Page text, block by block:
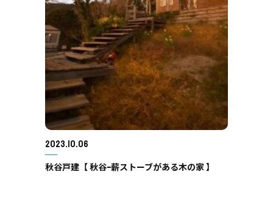
2023.10.06
秋谷戸建【 秋谷ｰ薪ストーブがある木の家 】